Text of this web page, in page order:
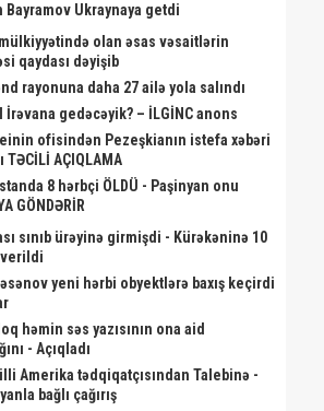
Həsənov yeni hərbi
baxış keçirdi - Fotolar
Kardioloq həmin səs
Bayramov Ukraynaya getdi
olan əsas vəsaitlərin
qaydası dəyişib
rayonuna daha 27 ailə yola salındı
İrəvana gedəcəyik? – İLGİNC anons
ofisindən Pezeşkianın istefa xəbəri
TƏCİLİ AÇIQLAMA
8 hərbçi ÖLDÜ - Paşinyan onu
GÖNDƏRİR
sınıb ürəyinə girmişdi - Kürəkəninə 10
yeni hərbi obyektlərə baxış keçirdi
həmin səs yazısının ona aid
- Açıqladı
Amerika tədqiqatçısından Talebinə -
bağlı çağırış